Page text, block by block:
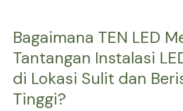
Bagaimana TEN LED
Tantangan Instalasi
di Lokasi Sulit dan
Tinggi?
Bagaimana
LED
Mengatasi
Instalasi